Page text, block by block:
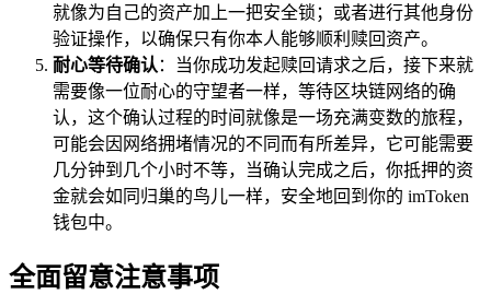
就像为自己的资产加上一把安全锁；或者进行其他身份
验证操作，以确保只有你本人能够顺利赎回资产。
耐心等待确认：当你成功发起赎回请求之后，接下来就
需要像一位耐心的守望者一样，等待区块链网络的确
认，这个确认过程的时间就像是一场充满变数的旅程，
可能会因网络拥堵情况的不同而有所差异，它可能需要
几分钟到几个小时不等，当确认完成之后，你抵押的资
金就会如同归巢的鸟儿一样，安全地回到你的 imToken
钱包中。
全面留意注意事项